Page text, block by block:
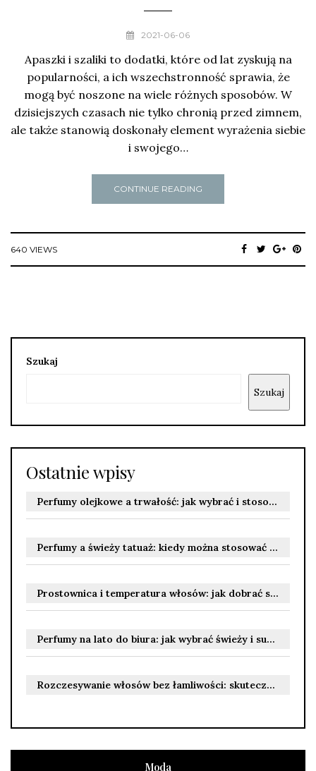
2021-06-06
Apaszki i szaliki to dodatki, które od lat zyskują na
popularności, a ich wszechstronność sprawia, że
mogą być noszone na wiele różnych sposobów. W
dzisiejszych czasach nie tylko chronią przed zimnem,
ale także stanowią doskonały element wyrażenia siebie
i swojego…
CONTINUE READING
640 VIEWS
Szukaj
Szukaj
Ostatnie wpisy
Perfumy olejkowe a trwałość: jak wybrać i stosować zapach, by cieszyć się nim dłużej
Perfumy a świeży tatuaż: kiedy można stosować zapachy i jak unikać podrażnień podczas gojenia
Prostownica i temperatura włosów: jak dobrać stopnie do rodzaju i kondycji włosów, by uniknąć uszkodzeń
Perfumy na lato do biura: jak wybrać świeży i subtelny zapach, który nie przytłacza otoczenia
Rozczesywanie włosów bez łamliwości: skuteczne techniki i kosmetyki dla różnych rodzajów włosów
Moda